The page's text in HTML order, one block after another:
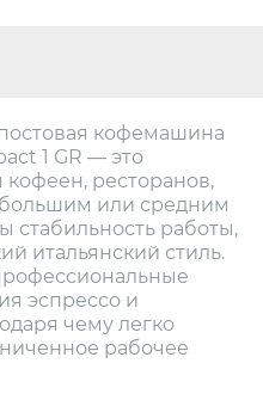
кофемашина
1 GR — это
ресторанов,
или средним
стабильность работы,
итальянский стиль.
эспрессо и
чему легко
рабочее